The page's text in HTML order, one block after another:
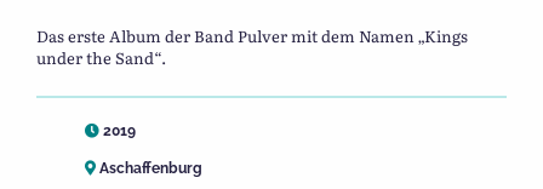
Das erste Album der Band Pulver mit dem Namen „Kings
under the Sand“.
2019
Aschaffenburg